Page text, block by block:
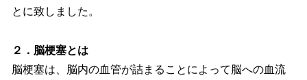
とに致しました。
２．脳梗塞とは
脳梗塞は、脳内の血管が詰まることによって脳への血流